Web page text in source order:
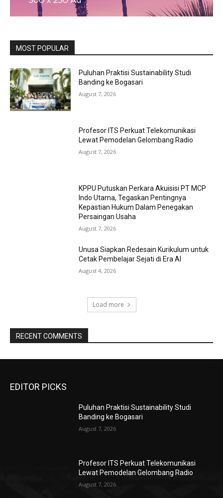
MOST POPULAR
Puluhan Praktisi Sustainability Studi
Banding ke Bogasari
August 7, 2026
Profesor ITS Perkuat Telekomunikasi
Lewat Pemodelan Gelombang Radio
August 7, 2026
KPPU Putuskan Perkara Akuisisi PT MCP
Indo Utama, Tegaskan Pentingnya
Kepastian Hukum Dalam Penegakan
Persaingan Usaha
August 7, 2026
Unusa Siapkan Redesain Kurikulum untuk
Cetak Pembelajar Sejati di Era AI
August 4, 2026
Load more
RECENT COMMENTS
EDITOR PICKS
Puluhan Praktisi Sustainability Studi
Banding ke Bogasari
August 7, 2026
Profesor ITS Perkuat Telekomunikasi
Lewat Pemodelan Gelombang Radio
August 7, 2026